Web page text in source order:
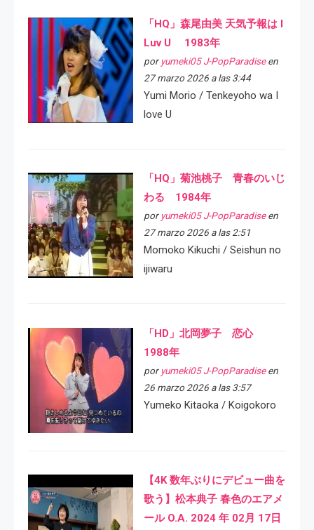
「HQ」森尾由美 天気予報は I
Luv U 1983年
por yumeki05 J-PopParadiseen
27 marzo 2026 a las 3:44
Yumi Morio / Tenkeyoho wa I
love U
「HQ」菊池桃子 青春のいじ
わる 1984年
por yumeki05 J-PopParadiseen
27 marzo 2026 a las 2:51
Momoko Kikuchi / Seishun no
ijiwaru
「HD」北岡夢子 恋心
1988年
por yumeki05 J-PopParadiseen
26 marzo 2026 a las 3:57
Yumeko Kitaoka / Koigokoro
【4K 数年ぶりにデビュー曲を
歌う】松本典子 春色のエアメ
ール O.A. 2024 年 02月 17日